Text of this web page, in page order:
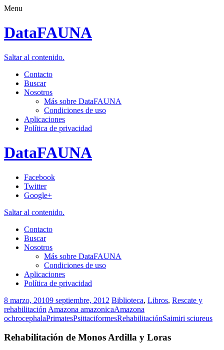
Menu
DataFAUNA
Saltar al contenido.
Contacto
Buscar
Nosotros
Más sobre DataFAUNA
Condiciones de uso
Aplicaciones
Política de privacidad
DataFAUNA
Facebook
Twitter
Google+
Saltar al contenido.
Contacto
Buscar
Nosotros
Más sobre DataFAUNA
Condiciones de uso
Aplicaciones
Política de privacidad
8 marzo, 20109 septiembre, 2012 Biblioteca, Libros, Rescate y
rehabilitación Amazona amazonicaAmazona
ochrocephalaPrimatesPsittaciformesRehabilitaciónSaimiri sciureus
Rehabilitación de Monos Ardilla y Loras